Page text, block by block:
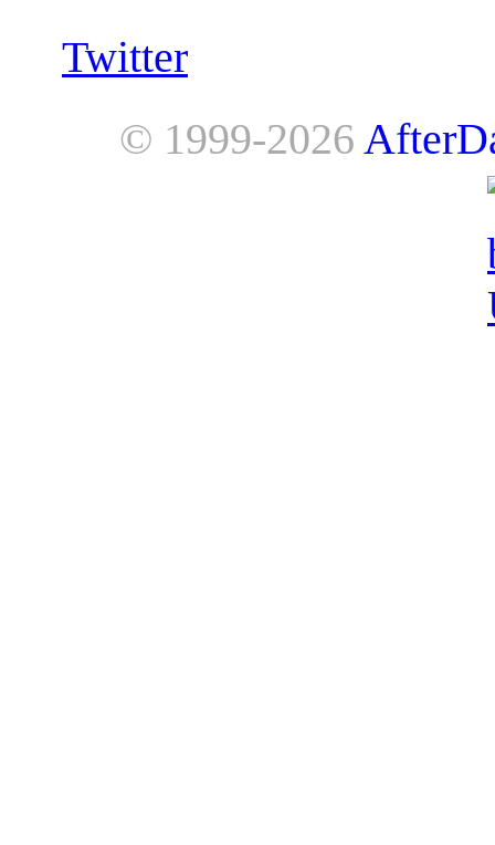
Twitter
© 1999-2026